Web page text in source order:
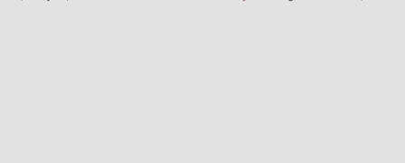
GIÁ XE XUẤT XỨ